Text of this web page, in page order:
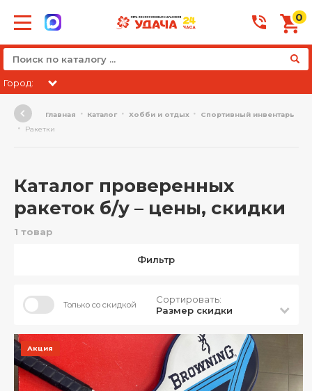
0
Город:
Главная Каталог Хобби и отдых
Спортивный инвентарь
Ракетки
Каталог проверенных
ракеток б/у – цены, скидки
1 товар
Фильтр
Только со скидкой
Сортировать:
Размер скидки
Акция